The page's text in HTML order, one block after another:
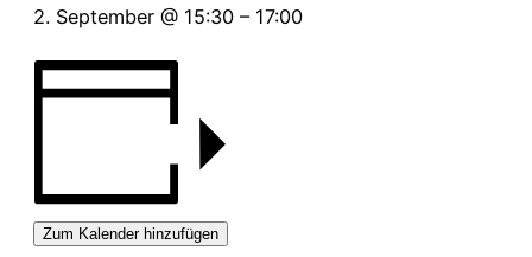
2. September @ 15:30 – 17:00
Zum Kalender hinzufügen